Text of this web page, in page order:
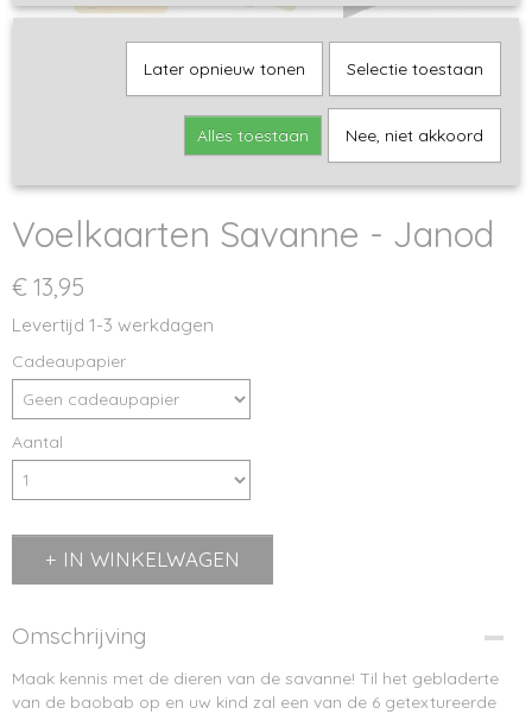
Voelkaarten Savanne - Janod
€ 13,95
Levertijd 1-3 werkdagen
Cadeaupapier
Aantal
IN WINKELWAGEN
Omschrijving
Maak kennis met de dieren van de savanne! Til het gebladerte
van de baobab op en uw kind zal een van de 6 getextureerde
Later opnieuw tonen Selectie toestaan
Alles toestaan Nee, niet akkoord